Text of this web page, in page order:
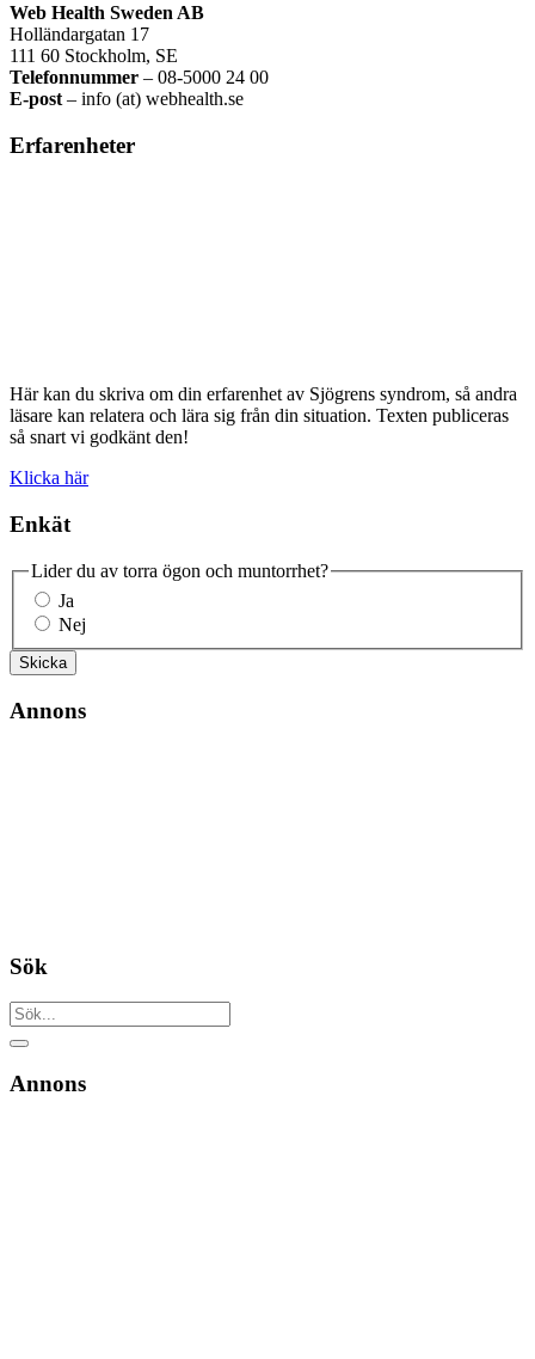
Web Health Sweden AB
Holländargatan 17
111 60 Stockholm, SE
Telefonnummer – 08-5000 24 00
E-post – info (at) webhealth.se
Erfarenheter
Här kan du skriva om din erfarenhet av Sjögrens syndrom, så andra
läsare kan relatera och lära sig från din situation. Texten publiceras
så snart vi godkänt den!
Klicka här
Enkät
Lider du av torra ögon och muntorrhet?
Ja
Nej
Skicka
Annons
Sök
Annons